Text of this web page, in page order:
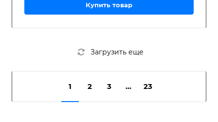
Купить товар
Загрузить еще
1 2 3 ... 23